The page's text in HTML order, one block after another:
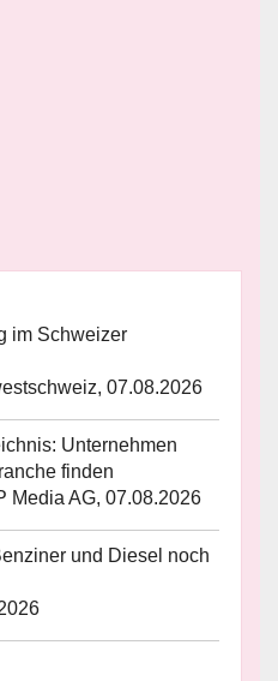
im Schweizer
07.08.2026
Unternehmen
finden
Media AG, 07.08.2026
und Diesel noch